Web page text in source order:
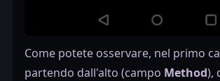
Come potete osservare, nel primo
partendo dall'alto (campo Method),